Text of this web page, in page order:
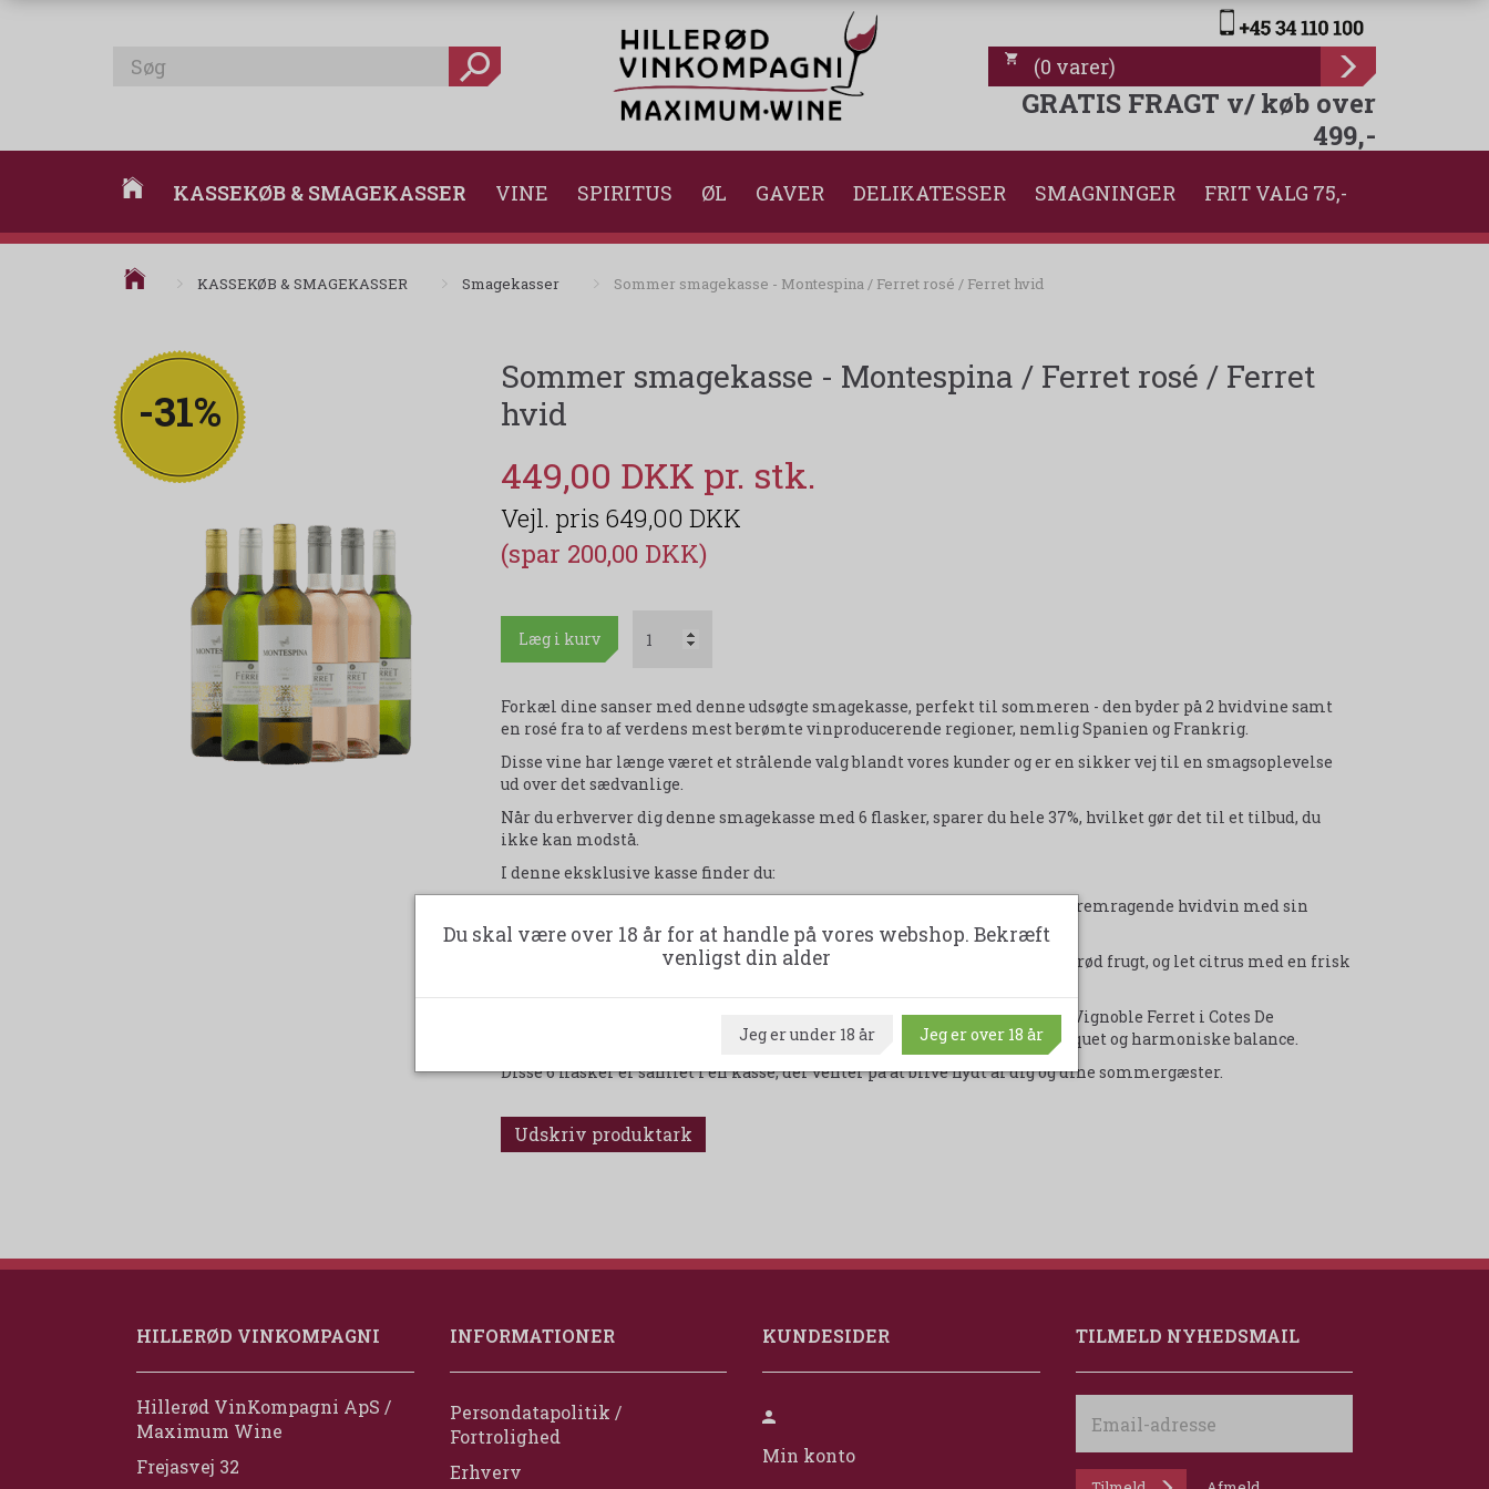
(0 varer)
GRATIS FRAGT v/ køb over
499,-
KASSEKØB & SMAGEKASSER VINE SPIRITUS ØL GAVER DELIKATESSER SMAGNINGER FRIT VALG 75,-
KASSEKØB & SMAGEKASSER Smagekasser Sommer smagekasse - Montespina / Ferret rosé / Ferret hvid
-31%
Sommer smagekasse - Montespina / Ferret rosé / Ferret
hvid
449,00 DKK
649,00 DKK
(spar 200,00 DKK)
Læg i kurv
Forkæl dine sanser med denne udsøgte smagekasse, perfekt til sommeren - den byder på 2 hvidvine samt
en rosé fra to af verdens mest berømte vinproducerende regioner, nemlig Spanien og Frankrig.
Disse vine har længe været et strålende valg blandt vores kunder og er en sikker vej til en smagsoplevelse
ud over det sædvanlige.
Når du erhverver dig denne smagekasse med 6 flasker, sparer du hele 37%, hvilket gør det til et tilbud, du
ikke kan modstå.
I denne eksklusive kasse finder du:
2 flasker af den forførende Montespina Sauvignon Blanc Rueda, en fremragende hvidvin med sin
subtile elegance og friske smagsnoter.
2 flasker af den forfriskende Vignoble Ferret, der emmer af moden rød frugt, og let citrus med en frisk
2 flasker af Colombard Sauvignon Blanc igen fra det prestigefyldte Vignoble Ferret i Cotes De
Gascogne-regionen i Frankrig, der forfører med sin komplekse bouquet og harmoniske balance.
Disse 6 flasker er samlet i én kasse, der venter på at blive nydt af dig og dine sommergæster.
Udskriv produktark
HILLERØD VINKOMPAGNI
Hillerød VinKompagni ApS /
Maximum Wine
Frejasvej 32
INFORMATIONER
Persondatapolitik /
Fortrolighed
Erhverv
KUNDESIDER
Min konto
TILMELD NYHEDSMAIL
adresse
Du skal være over 18 år for at handle på vores webshop. Bekræft
venligst din alder
Jeg er under 18 år Jeg er over 18 år